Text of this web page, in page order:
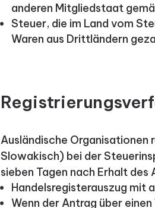
anderen Mitgliedstaat
Steuer, die im Land vom
Waren aus Drittländern
Ausländische Organisationen
Slowakisch) bei der
sieben Tagen nach Erhalt
Handelsregisterauszug mit
Wenn der Antrag über